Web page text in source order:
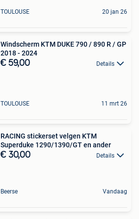
TOULOUSE 20 jan 26
Windscherm KTM DUKE 790 / 890 R / GP
2018 - 2024
€ 59,00 Details
TOULOUSE 11 mrt 26
RACING stickerset velgen KTM
Superduke 1290/1390/GT en ander
€ 30,00 Details
Beerse Vandaag